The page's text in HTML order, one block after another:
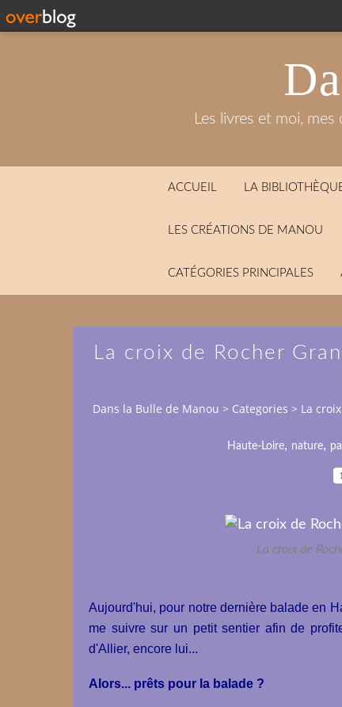
Les livres et moi,
ACCUEIL LA
LES CRÉATIONS DE MANOU
CATÉGORIES PRINCIPALES
La croix de Rocher
Dans la Bulle de Manou > Categories > La
Haute-Loire, nature,
La croix de
Aujourd'hui, pour notre dernière balade en
me suivre sur un petit sentier afin de
d'Allier, encore lui...
Alors... prêts pour la balade ?